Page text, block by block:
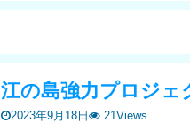
江の島強力プロジ
2023年9月18日 21Views